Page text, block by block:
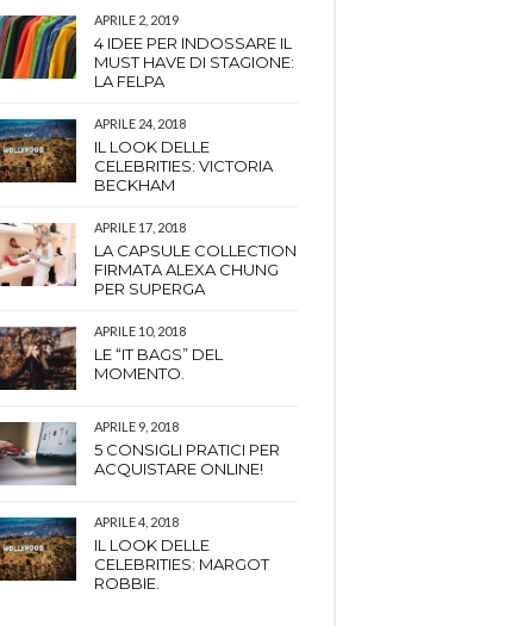
APRILE 2, 2019
4 IDEE PER INDOSSARE IL
MUST HAVE DI STAGIONE:
LA FELPA
APRILE 24, 2018
IL LOOK DELLE
CELEBRITIES: VICTORIA
BECKHAM
APRILE 17, 2018
LA CAPSULE COLLECTION
FIRMATA ALEXA CHUNG
PER SUPERGA
APRILE 10, 2018
LE “IT BAGS” DEL
MOMENTO.
APRILE 9, 2018
5 CONSIGLI PRATICI PER
ACQUISTARE ONLINE!
APRILE 4, 2018
IL LOOK DELLE
CELEBRITIES: MARGOT
ROBBIE.